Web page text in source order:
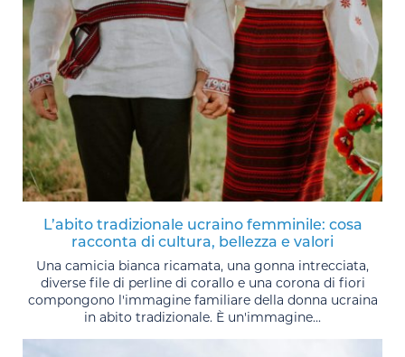
L’abito tradizionale ucraino femminile: cosa
racconta di cultura, bellezza e valori
Una camicia bianca ricamata, una gonna intrecciata,
diverse file di perline di corallo e una corona di fiori
compongono l'immagine familiare della donna ucraina
in abito tradizionale. È un'immagine...